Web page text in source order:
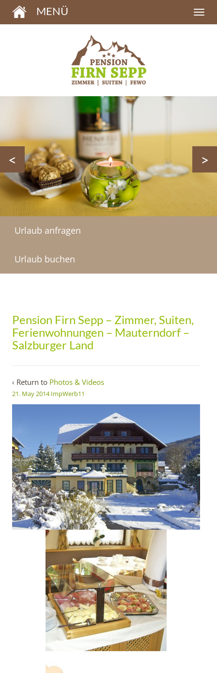
MENÜ
< >
Urlaub anfragen
Urlaub buchen
Pension Firn Sepp – Zimmer, Suiten,
Ferienwohnungen – Mauterndorf –
Salzburger Land
‹ Return to Photos & Videos
21. May 2014 ImpWerb11